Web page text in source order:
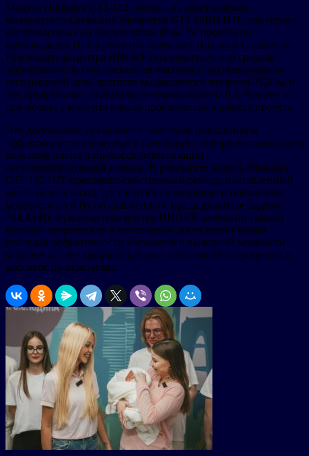
Модуль Himalaya G12-132 состоит из двусторонних
микрокристаллических элементов G12-20BB HJT, тщательно
изготовленных на предприятии фазы IV проекта по
производству HJT-элементов компании Huasun в Сюаньчэне.
Руководитель центра НИОКР подчеркивает, что средняя
эффективность этих элементов массового производства на
сегодняшний день достигла выдающегося значения 25,8 %, и
это представляет значительное повышение на 0,5 % всего за
три месяца с момента начала производства в рамках проекта.
Это достижение связывают с заметным повышением
эффективности элементов в сочетании с совершенствованием
печатной платы и процесса герметизации
светопреобразующей пленки. В результате модуль Himalaya
G12-132 HJT превзошел собственный рекорд, поставленный
шесть недель назад, достигнув впечатляющего повышения
мощности на 6 Вт по сравнению с предыдущим рекордом
744,43 Вт. Руководитель центра НИОКР компании Huasun
выразил уверенность в постоянном достижении новых
рекордов эффективности элементов и выходной мощности
модулей за счет внедрения новых технологий и процессов в
массовое производство.